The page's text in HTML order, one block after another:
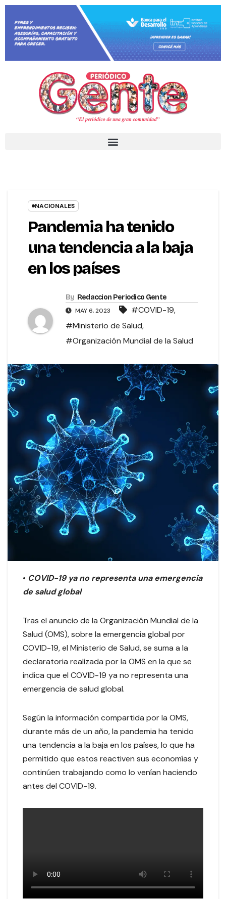
NACIONALES
Pandemia ha tenido
una tendencia a la baja
en los países
By Redaccion Periodico Gente
MAY 6, 2023 #COVID-19,
#Ministerio de Salud,
#Organización Mundial de la Salud
• COVID-19 ya no representa una emergencia
de salud global
Tras el anuncio de la Organización Mundial de la
Salud (OMS), sobre la emergencia global por
COVID-19, el Ministerio de Salud, se suma a la
declaratoria realizada por la OMS en la que se
indica que el COVID-19 ya no representa una
emergencia de salud global.
Según la información compartida por la OMS,
durante más de un año, la pandemia ha tenido
una tendencia a la baja en los países, lo que ha
permitido que estos reactiven sus economías y
continúen trabajando como lo venían haciendo
antes del COVID-19.